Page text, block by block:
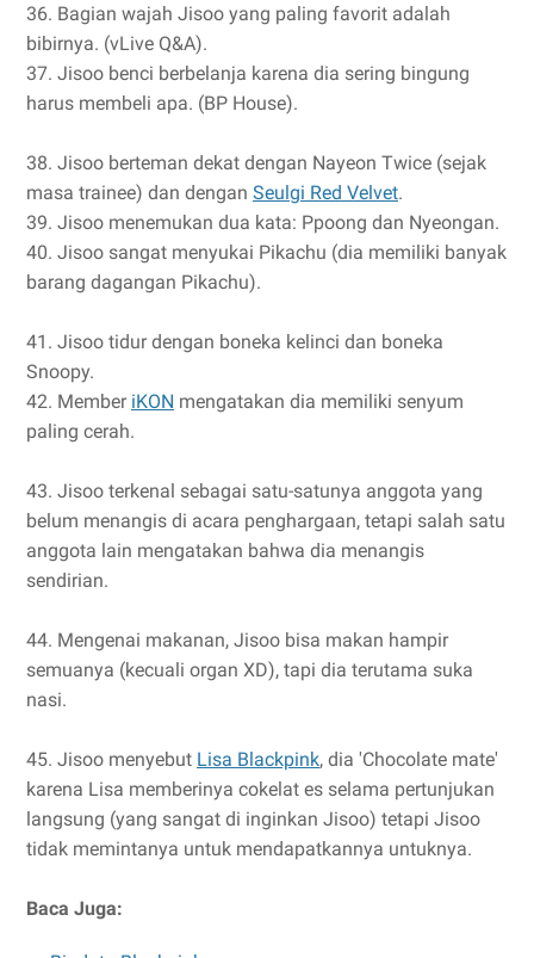
36. Bagian wajah Jisoo yang paling favorit adalah
bibirnya. (vLive Q&A).
37. Jisoo benci berbelanja karena dia sering bingung
harus membeli apa. (BP House).
38. Jisoo berteman dekat dengan Nayeon Twice (sejak
masa trainee) dan dengan Seulgi Red Velvet.
39. Jisoo menemukan dua kata: Ppoong dan Nyeongan.
40. Jisoo sangat menyukai Pikachu (dia memiliki banyak
barang dagangan Pikachu).
41. Jisoo tidur dengan boneka kelinci dan boneka
Snoopy.
42. Member iKON mengatakan dia memiliki senyum
paling cerah.
43. Jisoo terkenal sebagai satu-satunya anggota yang
belum menangis di acara penghargaan, tetapi salah satu
anggota lain mengatakan bahwa dia menangis
sendirian.
44. Mengenai makanan, Jisoo bisa makan hampir
semuanya (kecuali organ XD), tapi dia terutama suka
nasi.
45. Jisoo menyebut Lisa Blackpink, dia 'Chocolate mate'
karena Lisa memberinya cokelat es selama pertunjukan
langsung (yang sangat di inginkan Jisoo) tetapi Jisoo
tidak memintanya untuk mendapatkannya untuknya.
Baca Juga: